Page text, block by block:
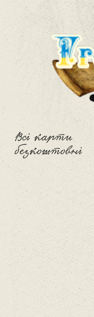
Всі карти
безкоштовні